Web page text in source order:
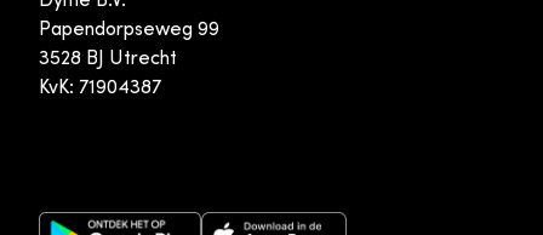
Papendorpseweg 99
3528 BJ Utrecht
KvK: 71904387
Google Play Store Apple App Store